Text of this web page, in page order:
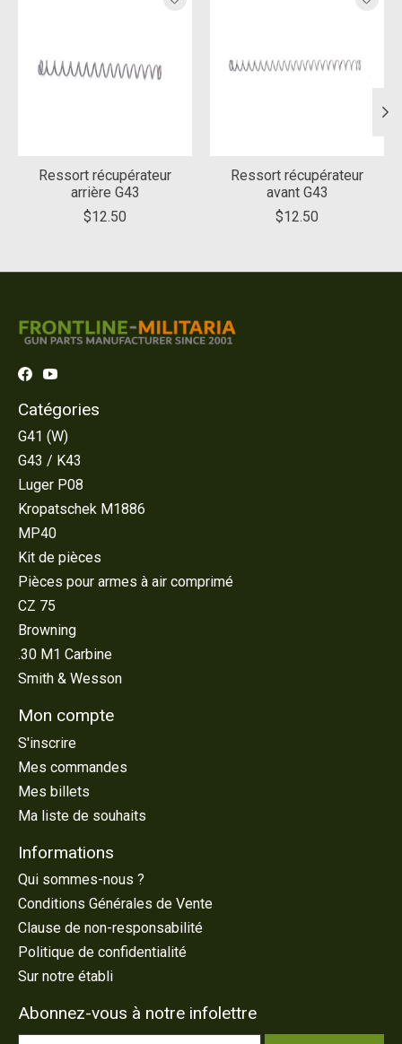
Ressort récupérateur
arrière G43
$12.50
Ressort récupérateur
avant G43
$12.50
Catégories
G41 (W)
G43 / K43
Luger P08
Kropatschek M1886
MP40
Kit de pièces
Pièces pour armes à air comprimé
CZ 75
Browning
.30 M1 Carbine
Smith & Wesson
Mon compte
S'inscrire
Mes commandes
Mes billets
Ma liste de souhaits
Informations
Qui sommes-nous ?
Conditions Générales de Vente
Clause de non-responsabilité
Politique de confidentialité
Sur notre établi
Abonnez-vous à notre infolettre